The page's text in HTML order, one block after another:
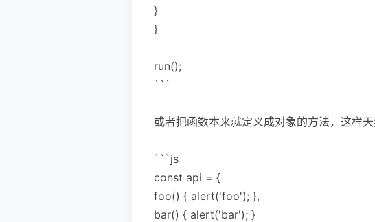
}
}
run();
```
或者把函数本来就定义成对象的方法，这样天
```js
const api = {
foo() { alert('foo'); },
bar() { alert('bar'); }